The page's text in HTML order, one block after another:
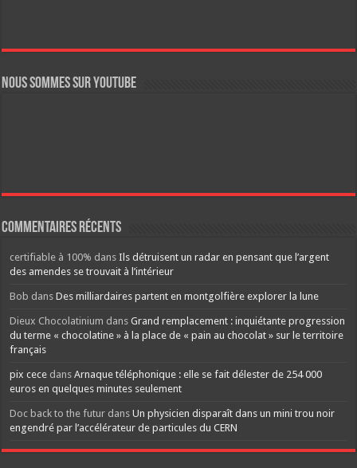
Nous sommes sur YouTube
Commentaires récents
certifiable à 100% dansIls détruisent un radar en pensant que l’argent
des amendes se trouvait à l’intérieur
Bob dansDes milliardaires partent en montgolfière explorer la lune
Dieux Chocolatinium dansGrand remplacement : inquiétante progression
du terme « chocolatine » à la place de « pain au chocolat » sur le territoire
français
pix cece dansArnaque téléphonique : elle se fait délester de 254 000
euros en quelques minutes seulement
Doc back to the futur dansUn physicien disparaît dans un mini trou noir
engendré par l’accélérateur de particules du CERN